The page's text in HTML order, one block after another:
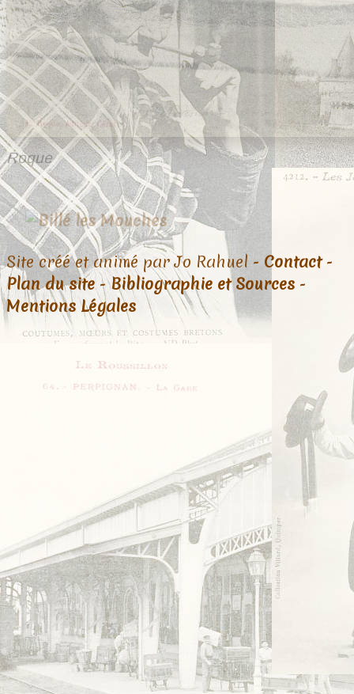
Roque
Site créé et animé par Jo Rahuel - Contact-
Plan du site -Bibliographie et Sources -
Mentions Légales